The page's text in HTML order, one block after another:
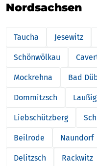
Nordsachsen
Taucha Jesewitz
Schönwölkau
Mockrehna Bad
Dommitzsch Laußig
Liebschützberg
Beilrode Naundorf
Delitzsch Rackwitz